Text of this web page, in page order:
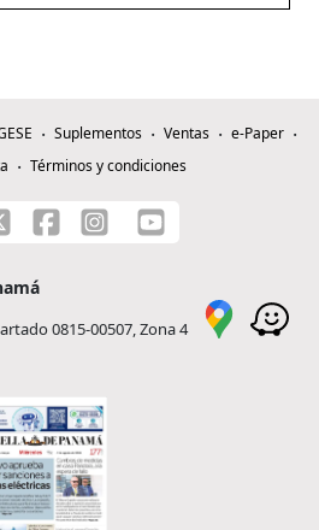
Suplementos Ventas
e-Paper
Términos y condiciones
0815-00507, Zona 4